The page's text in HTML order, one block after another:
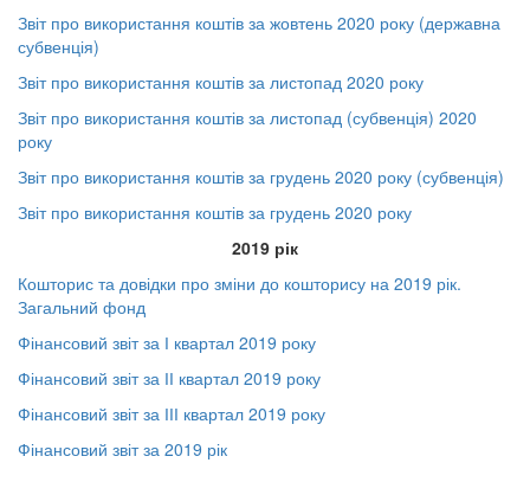
Звіт про використання коштів за жовтень 2020 року (державна
субвенція)
Звіт про використання коштів за листопад 2020 року
Звіт про використання коштів за листопад (субвенція) 2020
року
Звіт про використання коштів за грудень 2020 року (субвенція)
Звіт про використання коштів за грудень 2020 року
2019 рік
Кошторис та довідки про зміни до кошторису на 2019 рік.
Загальний фонд
Фінансовий звіт за І квартал 2019 року
Фінансовий звіт за ІІ квартал 2019 року
Фінансовий звіт за ІІІ квартал 2019 року
Фінансовий звіт за 2019 рік